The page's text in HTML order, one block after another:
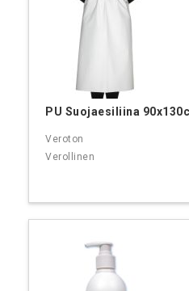
PU Suojaesiliina